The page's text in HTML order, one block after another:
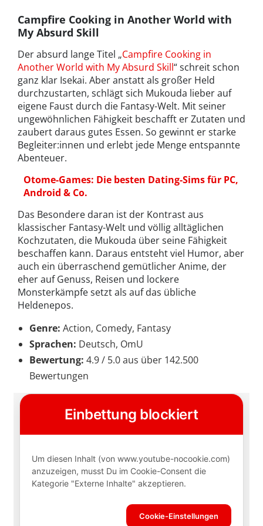
Campfire Cooking in Another World with
My Absurd Skill
Der absurd lange Titel „Campfire Cooking in
Another World with My Absurd Skill“ schreit schon
ganz klar Isekai. Aber anstatt als großer Held
durchzustarten, schlägt sich Mukouda lieber auf
eigene Faust durch die Fantasy-Welt. Mit seiner
ungewöhnlichen Fähigkeit beschafft er Zutaten und
zaubert daraus gutes Essen. So gewinnt er starke
Begleiter:innen und erlebt jede Menge entspannte
Abenteuer.
Otome-Games: Die besten Dating-Sims für PC,
Android & Co.
Das Besondere daran ist der Kontrast aus
klassischer Fantasy-Welt und völlig alltäglichen
Kochzutaten, die Mukouda über seine Fähigkeit
beschaffen kann. Daraus entsteht viel Humor, aber
auch ein überraschend gemütlicher Anime, der
eher auf Genuss, Reisen und lockere
Monsterkämpfe setzt als auf das übliche
Heldenepos.
Genre: Action, Comedy, Fantasy
Sprachen: Deutsch, OmU
Bewertung: 4.9 / 5.0 aus über 142.500
Bewertungen